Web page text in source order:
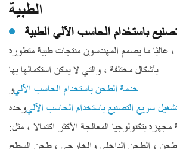
الطبية
باستخدام الحاسب الآلي الطبية
، غالبًا ما يصمم المهندسون منتجات طبية متطورة
بأشكال مختلفة ، والتي لا يمكن استكمالها بها
خدمة الطحن باستخدام الحاسب الآليو
سريع التصنيع باستخدام الحاسب الآليوحده. LJZ CNC شركة
بتكنولوجيا المعالجة الأكثر اكتمالا ، مثل: